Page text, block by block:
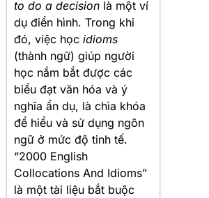
to do a decision là một ví
dụ điển hình. Trong khi
đó, việc học idioms
(thành ngữ) giúp người
học nắm bắt được các
biểu đạt văn hóa và ý
nghĩa ẩn dụ, là chìa khóa
để hiểu và sử dụng ngôn
ngữ ở mức độ tinh tế.
“2000 English
Collocations And Idioms”
là một tài liệu bắt buộc